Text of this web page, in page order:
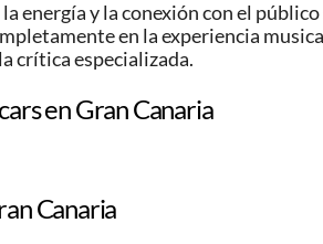
energía y la conexión con el
en la experiencia
crítica especializada.
en Gran Canaria
Canaria